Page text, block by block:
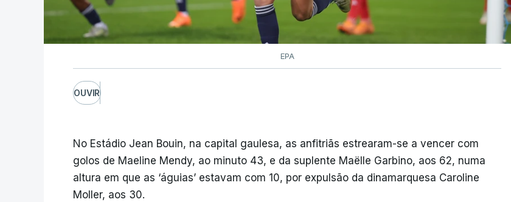
EPA
OUVIR
No Estádio Jean Bouin, na capital gaulesa, as anfitriãs estrearam-se a vencer com
golos de Maeline Mendy, ao minuto 43, e da suplente Maëlle Garbino, aos 62, numa
altura em que as ‘águias’ estavam com 10, por expulsão da dinamarquesa Caroline
Moller, aos 30.